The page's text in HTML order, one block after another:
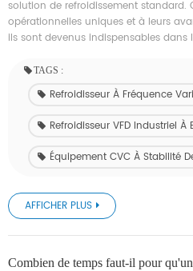
solution de refroidissement standard.
opérationnelles uniques et à leurs
ils sont devenus indispensables dans
TAGS :
Refroidisseur À Fréquence
Refroidisseur VFD Industriel
Équipement CVC À Stabilité
AFFICHER PLUS
Combien de temps faut-il pour